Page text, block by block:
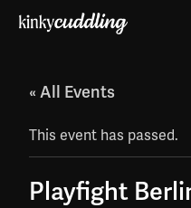
« All Events
This event has passed.
Playfight